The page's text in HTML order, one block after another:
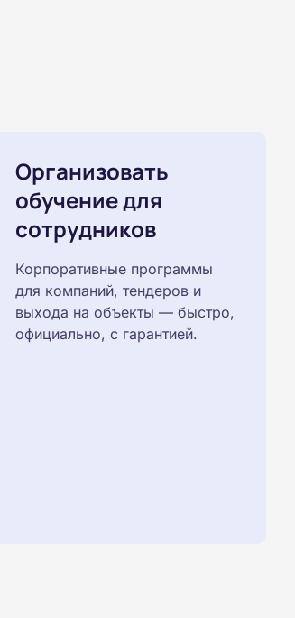
Организовать
обучение для
сотрудников
Корпоративные программы
для компаний, тендеров и
выхода на объекты — быстро,
официально, с гарантией.